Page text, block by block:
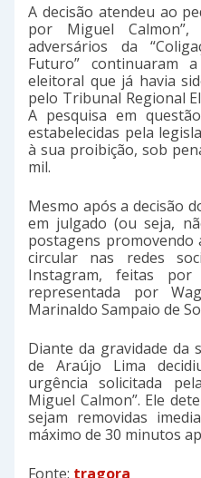
A decisão atendeu ao
por Miguel
adversários da
Futuro” continuaram
eleitoral que já havia
pelo Tribunal Regional
A pesquisa em
estabelecidas pela
à sua proibição, sob
mil.
Mesmo após a decisão
em julgado (ou seja,
postagens promovendo
circular nas redes
Instagram, feitas por
representada por
Marinaldo Sampaio de
Diante da gravidade da
de Araújo Lima
urgência solicitada
Miguel Calmon”. Ele
sejam removidas
máximo de 30 minutos
Fonte: tragora